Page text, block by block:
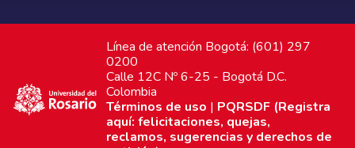
Línea de atención Bogotá: (601) 297
0200
Calle 12C Nº 6-25 - Bogotá D.C.
Colombia
Términos de uso | PQRSDF (Registra
aquí: felicitaciones, quejas,
reclamos, sugerencias y derechos de